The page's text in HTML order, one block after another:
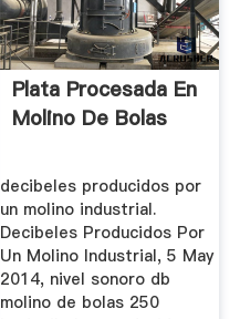
Plata Procesada En
Molino De Bolas
decibeles producidos por
un molino industrial.
Decibeles Producidos Por
Un Molino Industrial, 5 May
2014, nivel sonoro db
molino de bolas 250